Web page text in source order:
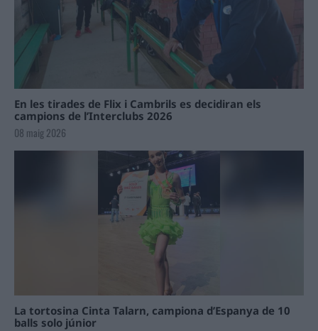
En les tirades de Flix i Cambrils es decidiran els
campions de l’Interclubs 2026
08 maig 2026
La tortosina Cinta Talarn, campiona d’Espanya de 10
balls solo júnior